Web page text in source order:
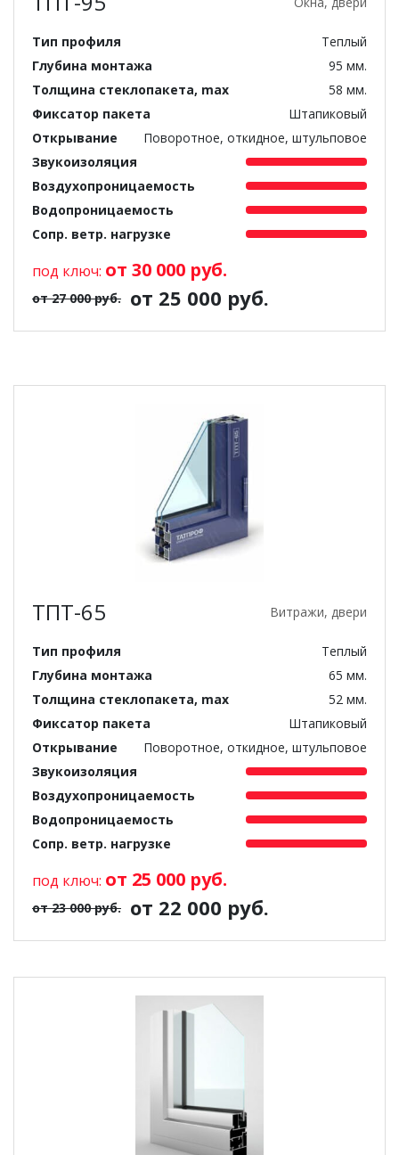
Тип профиля
Теплый
Глубина монтажа
95 мм.
Толщина стеклопакета, max
58 мм.
Фиксатор пакета
Штапиковый
Открывание
Поворотное, откидное, штульповое
Звукоизоляция
Воздухопроницаемость
Водопроницаемость
Сопр. ветр. нагрузке
под ключ: от 30 000 руб.
от 27 000 руб. от 25 000 руб.
ТПТ-65 Витражи, двери
Тип профиля
Теплый
Глубина монтажа
65 мм.
Толщина стеклопакета, max
52 мм.
Фиксатор пакета
Штапиковый
Открывание
Поворотное, откидное, штульповое
Звукоизоляция
Воздухопроницаемость
Водопроницаемость
Сопр. ветр. нагрузке
под ключ: от 25 000 руб.
от 23 000 руб. от 22 000 руб.